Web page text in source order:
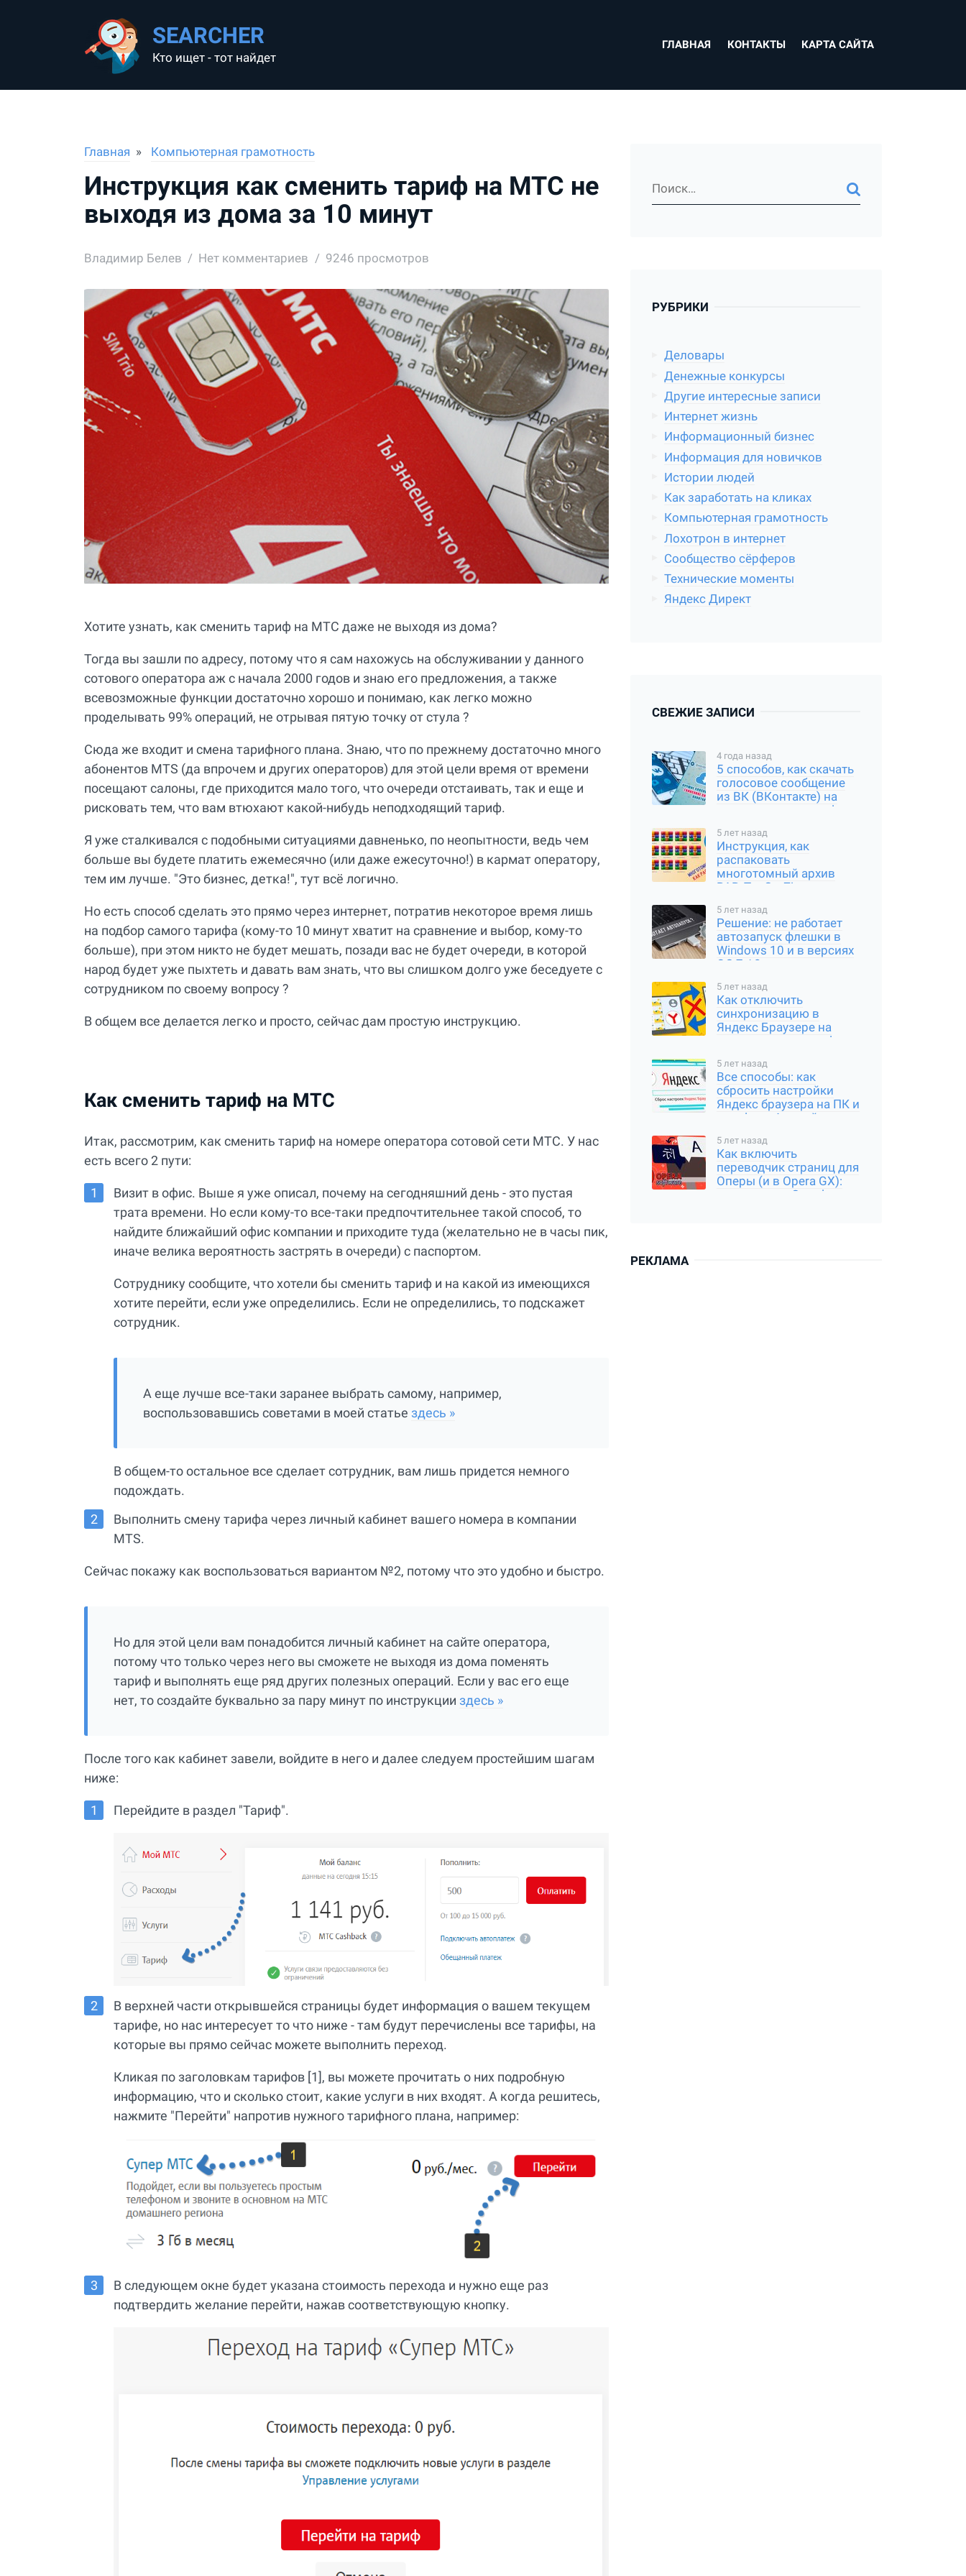
SEARCHER
Кто ищет - тот найдет
ГЛАВНАЯ КОНТАКТЫ КАРТА САЙТА
Главная Компьютерная грамотность
Инструкция как сменить тариф на МТС не
выходя из дома за 10 минут
Владимир Белев Нет комментариев 9246 просмотров
Хотите узнать, как сменить тариф на МТС даже не выходя из дома?
Тогда вы зашли по адресу, потому что я сам нахожусь на обслуживании у данного
сотового оператора аж с начала 2000 годов и знаю его предложения, а также
всевозможные функции достаточно хорошо и понимаю, как легко можно
проделывать 99% операций, не отрывая пятую точку от стула ?
Сюда же входит и смена тарифного плана. Знаю, что по прежнему достаточно много
абонентов MTS (да впрочем и других операторов) для этой цели время от времени
посещают салоны, где приходится мало того, что очереди отстаивать, так и еще и
рисковать тем, что вам втюхают какой-нибудь неподходящий тариф.
Я уже сталкивался с подобными ситуациями давненько, по неопытности, ведь чем
больше вы будете платить ежемесячно (или даже ежесуточно!) в кармат оператору,
тем им лучше. "Это бизнес, детка!", тут всё логично.
Но есть способ сделать это прямо через интернет, потратив некоторое время лишь
на подбор самого тарифа (кому-то 10 минут хватит на сравнение и выбор, кому-то
больше), при этом никто не будет мешать, позади вас не будет очереди, в которой
народ будет уже пыхтеть и давать вам знать, что вы слишком долго уже беседуете с
сотрудником по своему вопросу ?
В общем все делается легко и просто, сейчас дам простую инструкцию.
Как сменить тариф на МТС
Итак, рассмотрим, как сменить тариф на номере оператора сотовой сети МТС. У нас
есть всего 2 пути:
Визит в офис. Выше я уже описал, почему на сегодняшний день - это пустая
трата времени. Но если кому-то все-таки предпочтительнее такой способ, то
найдите ближайший офис компании и приходите туда (желательно не в часы пик,
иначе велика вероятность застрять в очереди) с паспортом.
Сотруднику сообщите, что хотели бы сменить тариф и на какой из имеющихся
хотите перейти, если уже определились. Если не определились, то подскажет
сотрудник.
А еще лучше все-таки заранее выбрать самому, например,
воспользовавшись советами в моей статье здесь »
В общем-то остальное все сделает сотрудник, вам лишь придется немного
подождать.
Выполнить смену тарифа через личный кабинет вашего номера в компании
MTS.
Сейчас покажу как воспользоваться вариантом №2, потому что это удобно и быстро.
Но для этой цели вам понадобится личный кабинет на сайте оператора,
потому что только через него вы сможете не выходя из дома поменять
тариф и выполнять еще ряд других полезных операций. Если у вас его еще
нет, то создайте буквально за пару минут по инструкции здесь »
После того как кабинет завели, войдите в него и далее следуем простейшим шагам
ниже:
Перейдите в раздел "Тариф".
В верхней части открывшейся страницы будет информация о вашем текущем
тарифе, но нас интересует то что ниже - там будут перечислены все тарифы, на
которые вы прямо сейчас можете выполнить переход.
Кликая по заголовкам тарифов [1], вы можете прочитать о них подробную
информацию, что и сколько стоит, какие услуги в них входят. А когда решитесь,
нажмите "Перейти" напротив нужного тарифного плана, например:
В следующем окне будет указана стоимость перехода и нужно еще раз
подтвердить желание перейти, нажав соответствующую кнопку.
РУБРИКИ
Деловары
Денежные конкурсы
Другие интересные записи
Интернет жизнь
Информационный бизнес
Информация для новичков
Истории людей
Как заработать на кликах
Компьютерная грамотность
Лохотрон в интернет
Сообщество сёрферов
Технические моменты
Яндекс Директ
СВЕЖИЕ ЗАПИСИ
4 года назад
5 способов, как скачать
голосовое сообщение
из ВК (ВКонтакте) на
компьютер и смартфон
5 лет назад
Инструкция, как
распаковать
многотомный архив
RAR, Tar Gz, Zip и другие
5 лет назад
Решение: не работает
автозапуск флешки в
Windows 10 и в версиях
ОС 7 / 8
5 лет назад
Как отключить
синхронизацию в
Яндекс Браузере на
компьютере и телефоне
5 лет назад
Все способы: как
сбросить настройки
Яндекс браузера на ПК и
телефоне Андройд,
5 лет назад
Как включить
переводчик страниц для
Оперы (и в Opera GX):
расширение Google
РЕКЛАМА